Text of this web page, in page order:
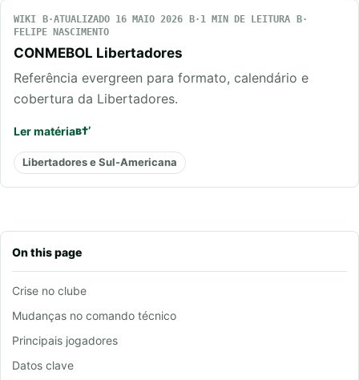
On this page
Crise no clube
Mudanças no comando técnico
Principais jogadores
Datos clave
WIKI ATUALIZADO 16 MAIO 2026
1 MIN DE LEITURA
FELIPE NASCIMENTO
CONMEBOL Libertadores
Referência evergreen para formato, calendário e
cobertura da Libertadores.
Ler matéria
Libertadores e Sul-Americana